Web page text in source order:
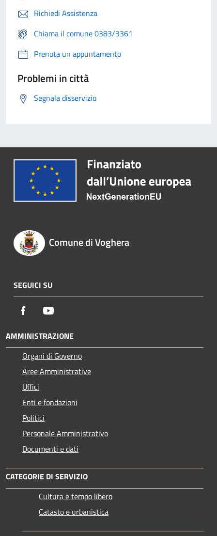
Richiedi Assistenza
Chiama il comune 0383/3361
Prenota un appuntamento
Problemi in città
Segnala disservizio
Comune di Voghera
SEGUICI SU
Facebook
AMMINISTRAZIONE
Organi di Governo
Aree Amministrative
Uffici
Enti e fondazioni
Politici
Personale Amministrativo
Documenti e dati
CATEGORIE DI SERVIZIO
Cultura e tempo libero
Catasto e urbanistica